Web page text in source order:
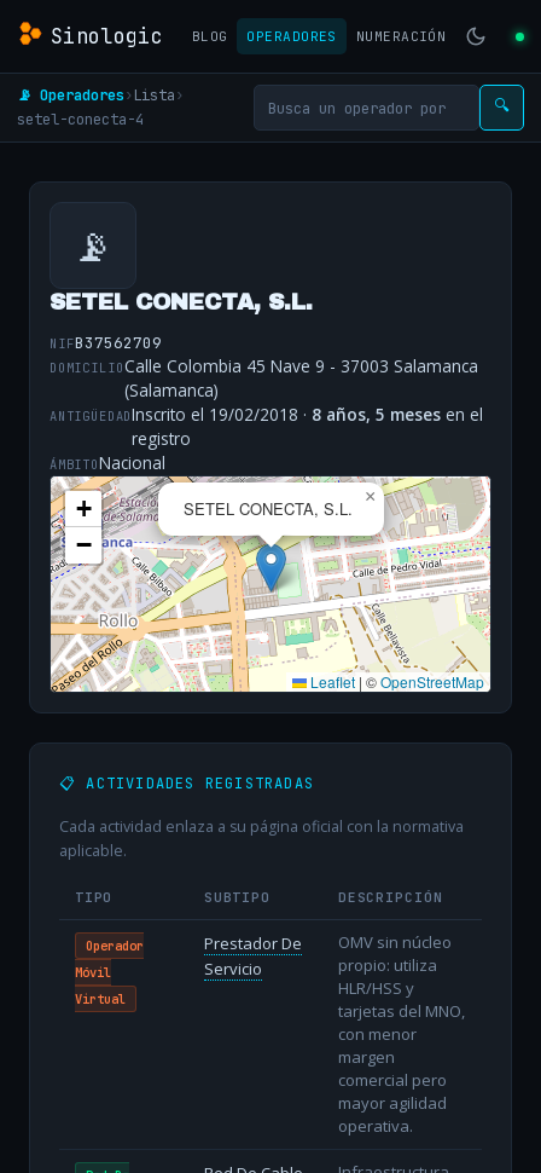
Sinologic BLOG OPERADORES NUMERACIÓN
📡 Operadores› Lista›
setel-conecta-4
🔍
📡
SETEL CONECTA, S.L.
NIFB37562709
DOMICILIOCalle Colombia 45 Nave 9 - 37003 Salamanca
(Salamanca)
ANTIGÜEDADInscrito el 19/02/2018 · 8 años, 5 meses en el
registro
ÁMBITONacional
SETEL CONECTA, S.L.
×
+
−
Leaflet | ©OpenStreetMap
📋 ACTIVIDADES REGISTRADAS
Cada actividad enlaza a su página oficial con la normativa
aplicable.
TIPO SUBTIPO DESCRIPCIÓN
Operador
Móvil
Virtual
Prestador De
Servicio
OMV sin núcleo
propio: utiliza
HLR/HSS y
tarjetas del MNO,
con menor
margen
comercial pero
mayor agilidad
operativa.